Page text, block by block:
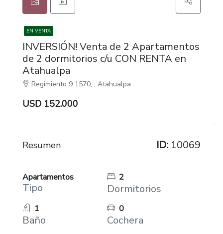
EN VENTA
INVERSIÓN! Venta de 2 Apartamentos
de 2 dormitorios c/u CON RENTA en
Atahualpa
Regimiento 9 1570, , Atahualpa
USD 152.000
Resumen ID: 10069
Apartamentos
Tipo
2
Dormitorios
1
Baño
0
Cochera